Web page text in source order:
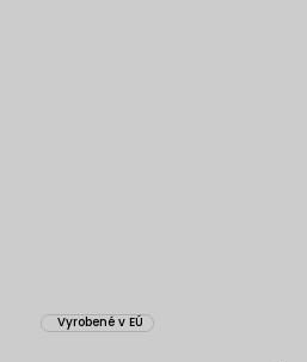
Vyrobené v EÚ